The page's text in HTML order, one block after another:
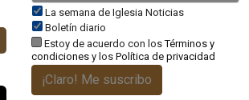
La semana de Iglesia Noticias
Boletín diario
Estoy de acuerdo con losTérminos y
condiciones y los Política de privacidad
¡Claro! Me suscribo